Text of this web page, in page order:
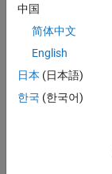
0
Commenti
中国
简体中文
English
日本 (日本語)
한국 (한국어)